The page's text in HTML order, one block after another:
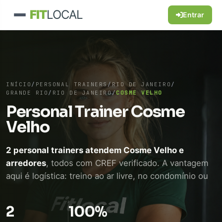
FITLOCAL Entrar
INÍCIO / PERSONAL TRAINERS/RIO DE JANEIRO /
GRANDE RIO / RIO DE JANEIRO/COSME VELHO
Personal Trainer Cosme
Velho
2 personal trainers atendem Cosme Velho e
arredores, todos com CREF verificado. A vantagem
aqui é logística: treino ao ar livre, no condomínio ou
deslocamento. WhatsApp direto, sem intermediário.
2 100%